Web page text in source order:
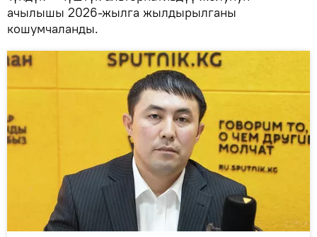
ачылышы 2026-жылга жылдырылганы
кошумчаланды.